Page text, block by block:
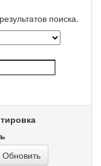
поиска.